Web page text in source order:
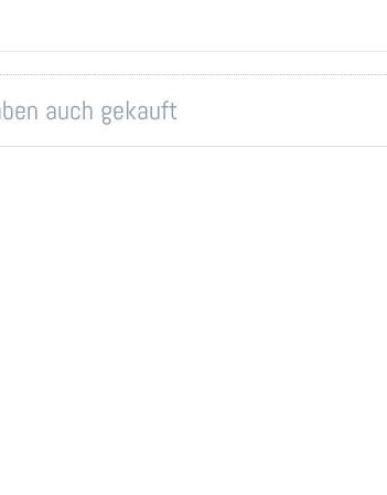
auch gekauft